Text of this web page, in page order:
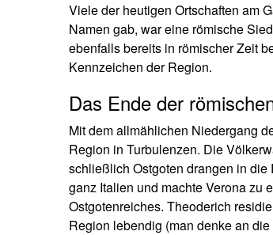
Viele der heutigen Ortschaften am
Namen gab, war eine römische
ebenfalls bereits in römischer Zeit
Kennzeichen der Region.
Das Ende der
Mit dem allmählichen Niedergang
Region in Turbulenzen. Die
schließlich Ostgoten drangen in die
ganz Italien und machte Verona zu
Ostgotenreiches. Theoderich
Region lebendig (man denke an